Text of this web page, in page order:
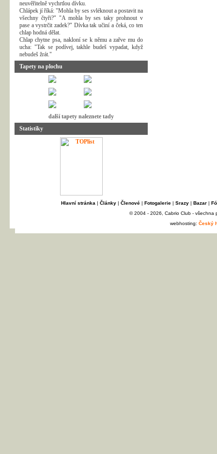
neuvěřitelně vychrtlou dívku.
Chlápek jí říká: "Mohla by ses svléknout a postavit na
všechny čtyři?" "A mohla by ses taky prohnout v
pase a vystrčit zadek?" Dívka tak učiní a čeká, co ten
chlap hodná dělat.
Chlap chytne psa, nakloní se k němu a zařve mu do
ucha: "Tak se podívej, takhle budeš vypadat, když
nebudeš žrát."
Tapety na plochu
další tapety naleznete tady
Statistiky
Hlavní stránka | Články| Členové| Fotogalerie| Srazy| Bazar|
© 2004 - 2026, Cabrio Club - všechna
webhosting: Český